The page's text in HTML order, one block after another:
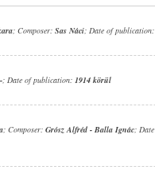
; Composer: Sas Náci; Date of
-; Date of publication: 1914 körül
; Composer: Grósz Alfréd - Balla Ignác;